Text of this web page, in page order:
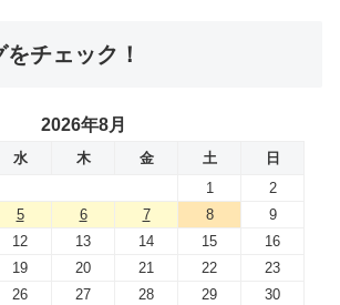
チェック！
2026年8月
水 木 金 土
日
1
2
5 6 7 8
9
12 13 14 15
16
19 20 21 22
23
26 27 28 29
30